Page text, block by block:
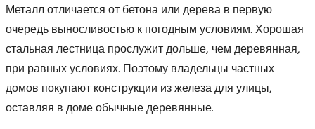
Металл отличается от бетона или дерева в первую
очередь выносливостью к погодным условиям. Хорошая
стальная лестница прослужит дольше, чем деревянная,
при равных условиях. Поэтому владельцы частных
домов покупают конструкции из железа для улицы,
оставляя в доме обычные деревянные.